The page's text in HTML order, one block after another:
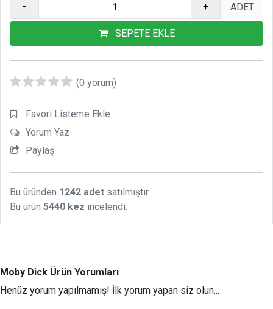
- +
SEPETE EKLE
(0 yorum)
Favori Listeme Ekle
Yorum Yaz
Paylaş
Bu üründen 1242 adet satılmıştır.
Bu ürün 5440 kez incelendi.
Moby Dick Ürün Yorumları
Henüz yorum yapılmamış! İlk yorum yapan siz olun...